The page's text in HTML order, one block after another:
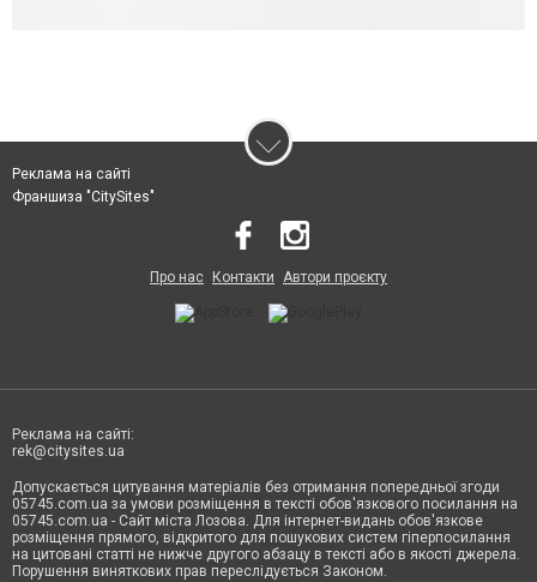
Реклама на сайті
Франшиза "CitySites"
Про нас Контакти Автори проєкту
Реклама на сайті:
rek@citysites.ua
Допускається цитування матеріалів без отримання попередньої згоди
05745.com.ua за умови розміщення в тексті обов'язкового посилання на
05745.com.ua - Сайт міста Лозова. Для інтернет-видань обов'язкове
розміщення прямого, відкритого для пошукових систем гіперпосилання
на цитовані статті не нижче другого абзацу в тексті або в якості джерела.
Порушення виняткових прав переслідується Законом.